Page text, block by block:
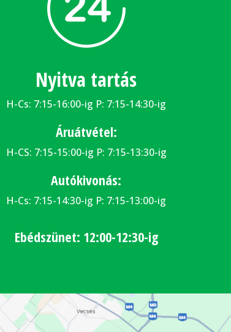
Nyitva tartás
H-Cs: 7:15-16:00-ig P: 7:15-14:30-ig
Áruátvétel:
H-CS: 7:15-15:00-ig P: 7:15-13:30-ig
Autókivonás:
H-Cs: 7:15-14:30-ig P: 7:15-13:00-ig
Ebédszünet: 12:00-12:30-ig